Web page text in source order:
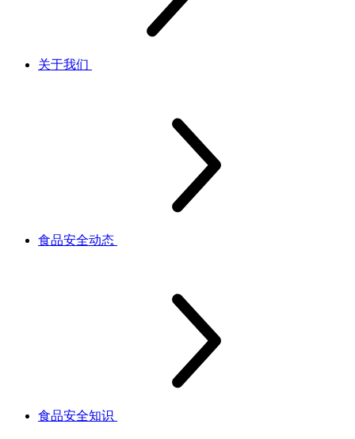
关于我们
食品安全动态
食品安全知识